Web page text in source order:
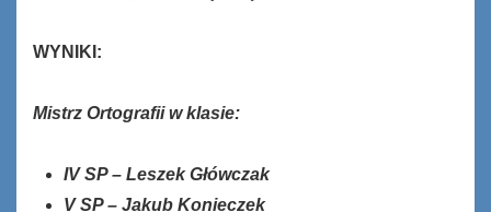
WYNIKI :
Mistrz Ortografii w klasie:
IV SP – Leszek Główczak
V SP – Jakub Konieczek